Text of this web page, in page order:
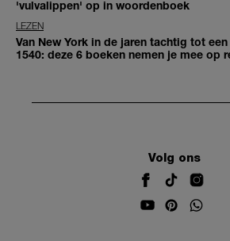
'vulvalippen' op in woordenboek
LEZEN
Van New York in de jaren tachtig tot
1540: deze 6 boeken nemen je mee op
Volg ons